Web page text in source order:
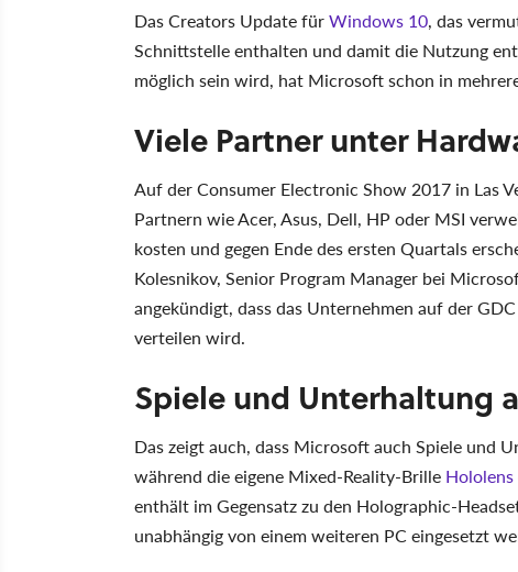
Das Creators Update fürWindows 10, das
Schnittstelle enthalten und damit die Nutzung
möglich sein wird, hat Microsoft schon in
Viele Partner unter
Auf der Consumer Electronic Show 2017 in Las
Partnern wie Acer, Asus, Dell, HP oder MSI
kosten und gegen Ende des ersten Quartals
Kolesnikov, Senior Program Manager bei
angekündigt, dass das Unternehmen auf der
verteilen wird.
Spiele und Unterhaltung
Das zeigt auch, dass Microsoft auch Spiele und
während die eigene Mixed-Reality-Brille Hololens
enthält im Gegensatz zu den Holographic-
unabhängig von einem weiteren PC eingesetzt